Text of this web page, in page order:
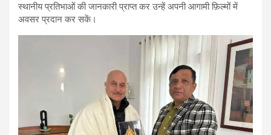
स्थानीय प्रतिभाओं की जानकारी प्राप्त कर उन्हें अपनी आगामी फ़िल्मों में
अवसर प्रदान कर सकें।